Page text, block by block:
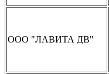
ООО "ЛАВИТА ДВ"